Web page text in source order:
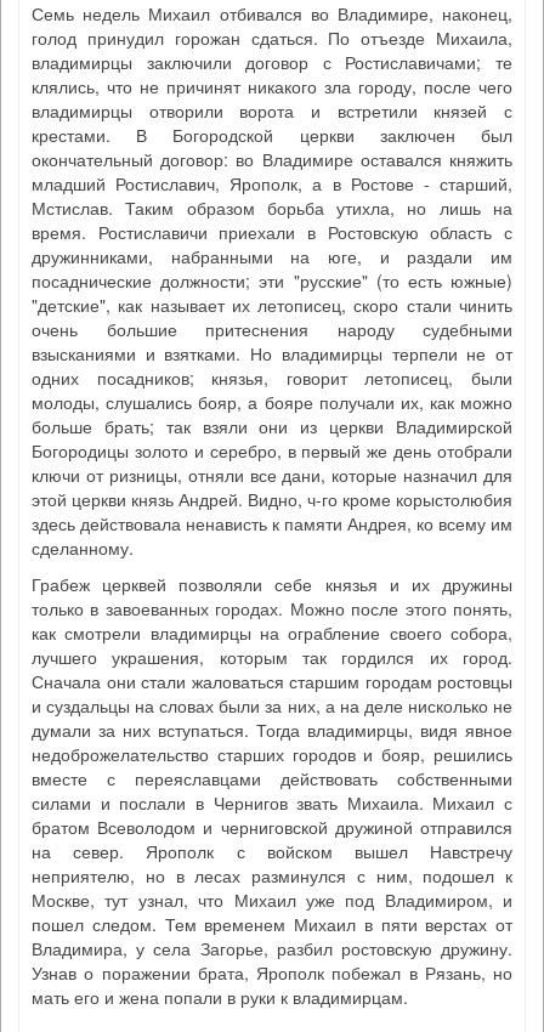
Семь недель Михаил отбивался во Владимире, наконец,
голод принудил горожан сдаться. По отъезде Михаила,
владимирцы заключили договор с Ростиславичами; те
клялись, что не причинят никакого зла городу, после чего
владимирцы отворили ворота и встретили князей с
крестами. В Богородской церкви заключен был
окончательный договор: во Владимире оставался княжить
младший Ростиславич, Ярополк, а в Ростове - старший,
Мстислав. Таким образом борьба утихла, но лишь на
время. Ростиславичи приехали в Ростовскую область с
дружинниками, набранными на юге, и раздали им
посаднические должности; эти "русские" (то есть южные)
"детские", как называет их летописец, скоро стали чинить
очень большие притеснения народу судебными
взысканиями и взятками. Но владимирцы терпели не от
одних посадников; князья, говорит летописец, были
молоды, слушались бояр, а бояре получали их, как можно
больше брать; так взяли они из церкви Владимирской
Богородицы золото и серебро, в первый же день отобрали
ключи от ризницы, отняли все дани, которые назначил для
этой церкви князь Андрей. Видно, ч-го кроме корыстолюбия
здесь действовала ненависть к памяти Андрея, ко всему им
сделанному.
Грабеж церквей позволяли себе князья и их дружины
только в завоеванных городах. Можно после этого понять,
как смотрели владимирцы на ограбление своего собора,
лучшего украшения, которым так гордился их город.
Сначала они стали жаловаться старшим городам ростовцы
и суздальцы на словах были за них, а на деле нисколько не
думали за них вступаться. Тогда владимирцы, видя явное
недоброжелательство старших городов и бояр, решились
вместе с переяславцами действовать собственными
силами и послали в Чернигов звать Михаила. Михаил с
братом Всеволодом и черниговской дружиной отправился
на север. Ярополк с войском вышел Навстречу
неприятелю, но в лесах разминулся с ним, подошел к
Москве, тут узнал, что Михаил уже под Владимиром, и
пошел следом. Тем временем Михаил в пяти верстах от
Владимира, у села Загорье, разбил ростовскую дружину.
Узнав о поражении брата, Ярополк побежал в Рязань, но
мать его и жена попали в руки к владимирцам.